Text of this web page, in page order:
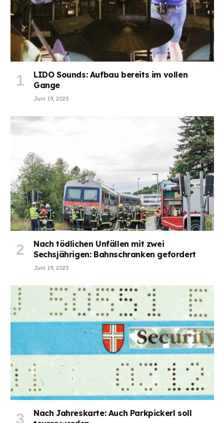
LIDO Sounds: Aufbau bereits im vollen
Gange
Juni 19, 2025
Nach tödlichen Unfällen mit zwei
Sechsjährigen: Bahnschranken gefordert
Juni 19, 2025
Nach Jahreskarte: Auch Parkpickerl soll